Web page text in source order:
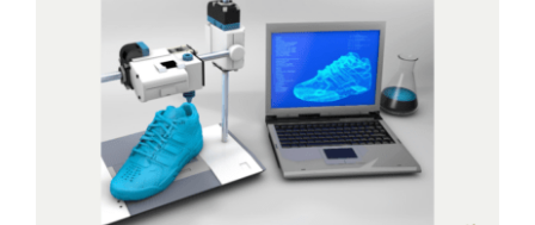
Die Zukunft der
Fußgesundheit durch
3D-Druck
Allgemein